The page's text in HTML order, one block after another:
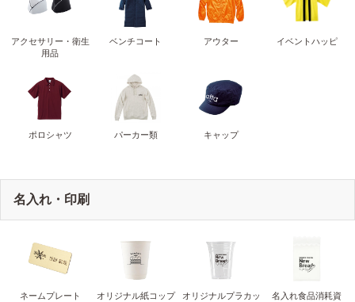
アクセサリー・衛生
用品
ベンチコート アウター イベントハッピ
ポロシャツ パーカー類 キャップ
名入れ・印刷
ネームプレート
オリジナル紙コップ
オリジナルプラカッ
名入れ食品消耗資